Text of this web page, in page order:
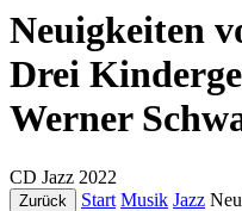
Neuigkeiten
Drei
Werner
CD Jazz 2022
Zurück Start Musik Jazz